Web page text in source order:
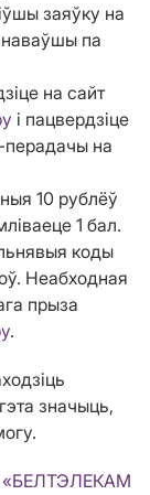
заяўку на
па
на сайт
і пацвердзіце
перадачы на
10 рублёў
1 бал.
коды
Неабходная
прыза
.
значыць,
«БЕЛТЭЛЕКАМ